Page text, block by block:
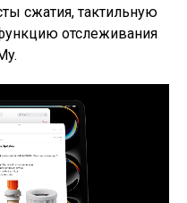
сжатия, тактильную
отслеживания